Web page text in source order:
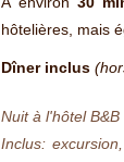
hôtelières, mais
Dîner inclus
Nuit à l'hôtel
Inclus: